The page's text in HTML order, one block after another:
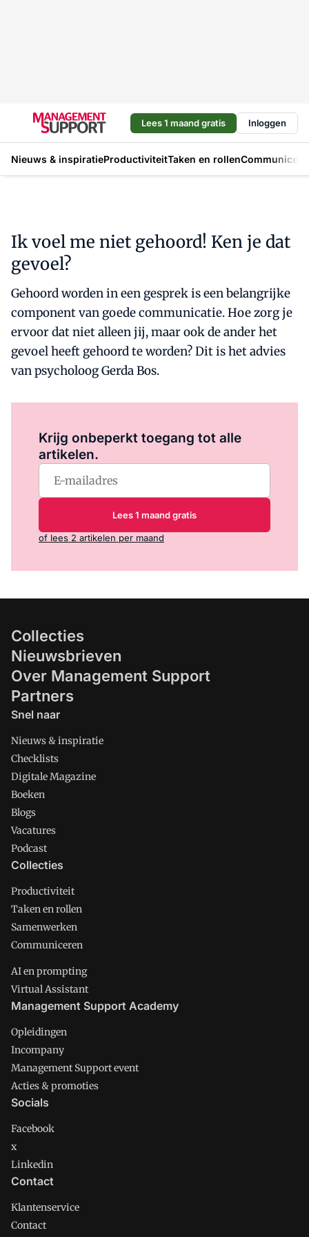
Lees 1 maand gratis Inloggen
Nieuws & inspiratieProductiviteitTaken en rollen
Ik voel me niet gehoord! Ken je dat
gevoel?
Gehoord worden in een gesprek is een belangrijke
component van goede communicatie. Hoe zorg je
ervoor dat niet alleen jij, maar ook de ander het
gevoel heeft gehoord te worden? Dit is het advies
van psycholoog Gerda Bos.
Krijg onbeperkt toegang tot alle
artikelen.
Lees 1 maand gratis
of lees 2 artikelen per maand
Collecties
Nieuwsbrieven
Over Management Support
Partners
Snel naar
Nieuws & inspiratie
Checklists
Digitale Magazine
Boeken
Blogs
Vacatures
Podcast
Collecties
Productiviteit
Taken en rollen
Samenwerken
Communiceren
AI en prompting
Virtual Assistant
Management Support Academy
Opleidingen
Incompany
Management Support event
Acties & promoties
Socials
Facebook
x
Linkedin
Contact
Klantenservice
Contact